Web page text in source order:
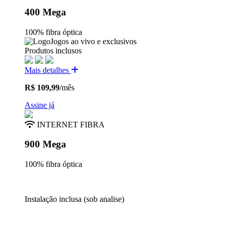
400 Mega
100% fibra óptica
Jogos ao vivo e exclusivos
Produtos inclusos
Mais detalhes
R$ 109,99/mês
Assine já
INTERNET FIBRA
900 Mega
100% fibra óptica
Instalação inclusa (sob analise)